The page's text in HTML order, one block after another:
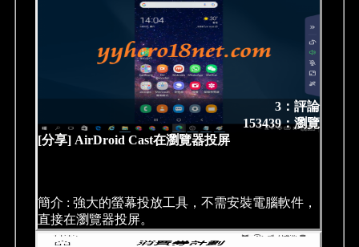
[分享] AirDroid Cast在瀏覽器投屏
3：評論
153439：瀏覽
簡介 : 強大的螢幕投放工具，不需安裝電腦軟件，
直接在瀏覽器投屏。